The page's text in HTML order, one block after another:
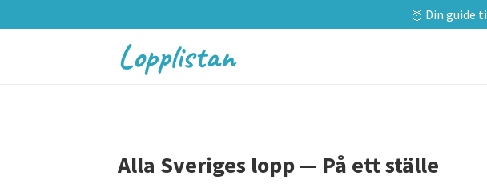
🥇 Din guide
Lopplistan
Alla Sveriges lopp — På ett ställe